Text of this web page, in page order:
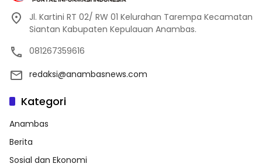
Jl. Kartini RT 02/ RW 01 Kelurahan Tarempa Kecamatan
Siantan Kabupaten Kepulauan Anambas.
081267359616
redaksi@anambasnews.com
Kategori
Anambas
Berita
Sosial dan Ekonomi